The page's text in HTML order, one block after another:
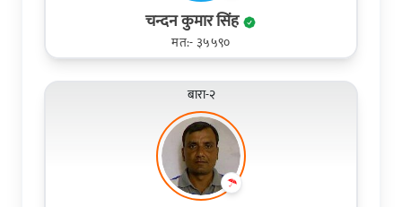
चन्दन कुमार सिंह
मत:- ३५५९०
बारा-२